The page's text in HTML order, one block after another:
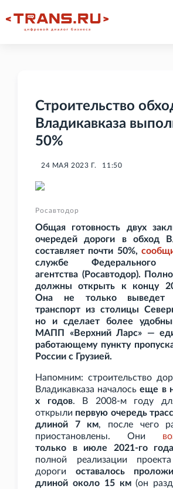
Строительство
Владикавказа
50%
24 МАЯ 2023 Г. 11:50
Росавтодор
Общая готовность двух
очередей дороги в обход
составляет почти 50%,
службе Федерального
агентства (Росавтодор).
должны открыть к концу
Она не только выведет
транспорт из столицы
но и сделает более
МАПП «Верхний Ларс» —
работающему пункту
России с Грузией.
Напомним: строительство
Владикавказа началосьеще в
х годов. В 2008-м году
открыли первую очередь
длиной 7
км, после чего
приостановлены. Они
только в июле 2021-го года
полной реализации
дороги оставалось
длиной около 15 км(он